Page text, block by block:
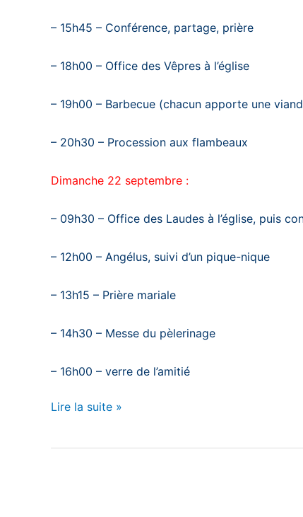
– 15h45 – Conférence, partage, prière
– 18h00 – Office des Vêpres à l’église
– 19h00 – Barbecue (chacun apporte une
– 20h30 – Procession aux flambeaux
Dimanche 22 septembre :
– 09h30 – Office des Laudes à l’église, puis
– 12h00 – Angélus, suivi d’un pique-nique
– 13h15 – Prière mariale
– 14h30 – Messe du pèlerinage
– 16h00 – verre de l’amitié
Lire la suite »